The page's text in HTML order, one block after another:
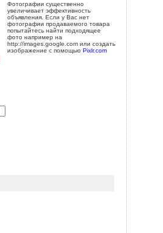
Фотографии существенно
увеличивает эффективность
объявления. Если у Вас нет
фотографии продаваемого товара
попытайтесь найти подходящее
фото например на
http://images.google.com или создать
изображение с помощью Pixlr.com